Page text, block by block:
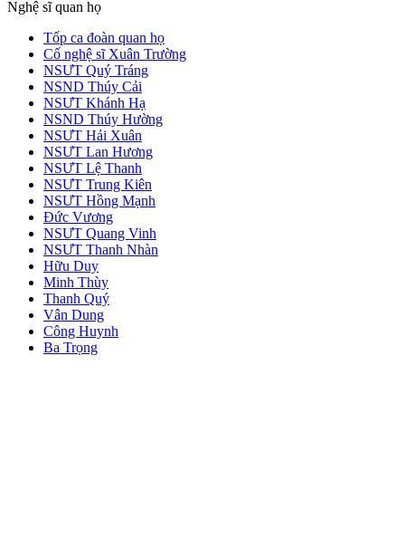
Nghệ sĩ quan họ
Tốp ca đoàn quan họ
Cố nghệ sĩ Xuân Trường
NSƯT Quý Tráng
NSND Thúy Cải
NSƯT Khánh Hạ
NSND Thúy Hường
NSƯT Hải Xuân
NSƯT Lan Hương
NSƯT Lệ Thanh
NSƯT Trung Kiên
NSƯT Hồng Mạnh
Đức Vương
NSƯT Quang Vinh
NSƯT Thanh Nhàn
Hữu Duy
Minh Thùy
Thanh Quý
Vân Dung
Công Huynh
Ba Trọng